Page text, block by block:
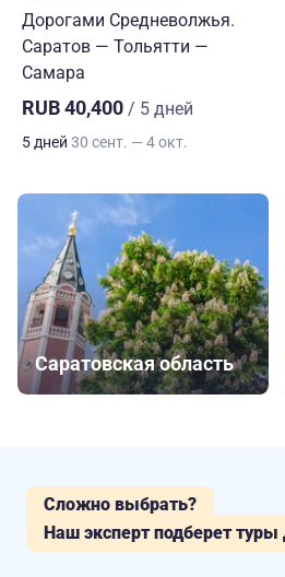
Дорогами Средневолжья.
Саратов — Тольятти —
Самара
RUB 40,400 / 5 дней
5 дней 30 сент. — 4 окт.
Саратовская область
Сложно выбрать?
Наш эксперт подберет туры